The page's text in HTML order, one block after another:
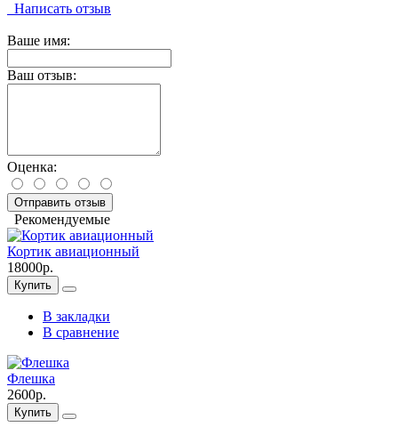
Написать отзыв
Ваше имя:
Ваш отзыв:
Оценка:
Отправить отзыв
Рекомендуемые
Кортик авиационный
18000р.
Купить
В закладки
В сравнение
Флешка
2600р.
Купить